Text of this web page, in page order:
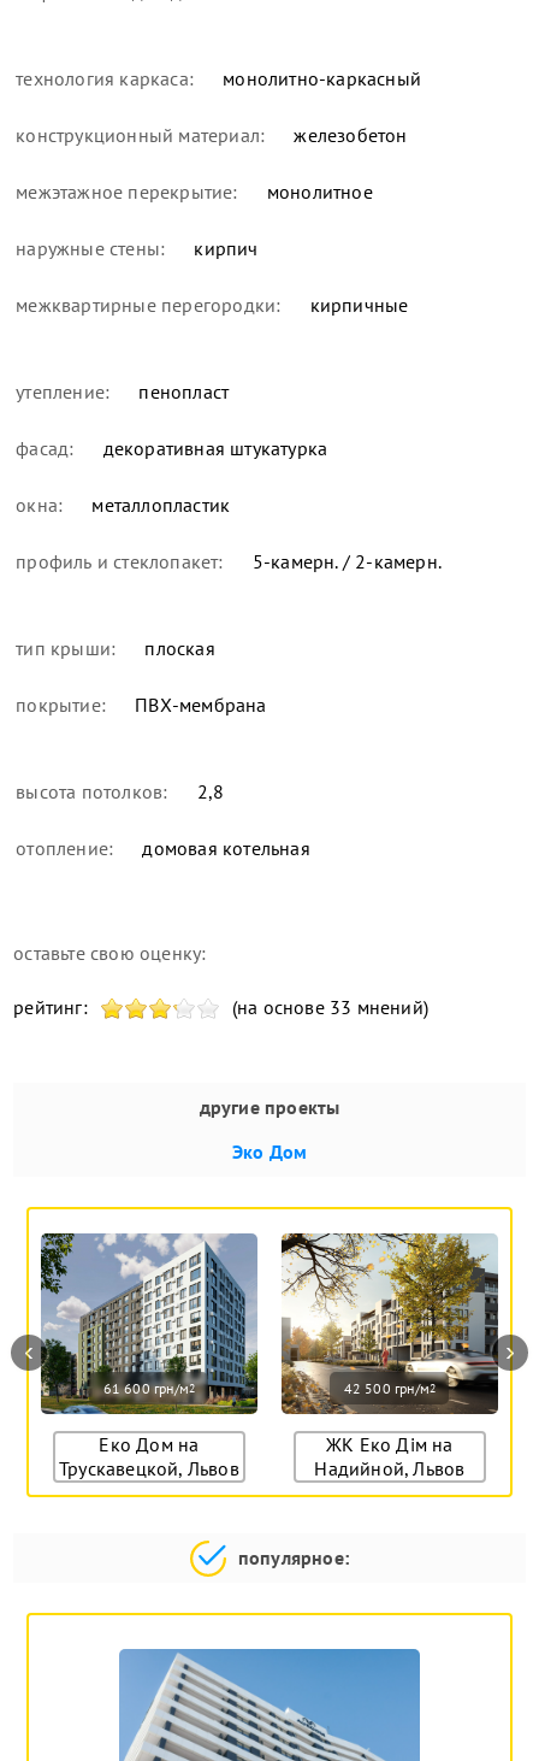
технология каркаса: монолитно-каркасный
конструкционный материал: железобетон
межэтажное перекрытие: монолитное
наружные стены: кирпич
межквартирные перегородки: кирпичные
утепление: пенопласт
фасад: декоративная штукатурка
окна: металлопластик
профиль и стеклопакет: 5-камерн. / 2-камерн.
тип крыши: плоская
покрытие: ПВХ-мембрана
высота потолков: 2,8
отопление: домовая котельная
оставьте свою оценку:
рейтинг: (на основе 33 мнений)
другие проекты
Эко Дом
61 600 грн/м2
Еко Дом на
Трускавецкой, Львов
42 500 грн/м2
ЖК Еко Дім на
Надийной, Львов
‹ ›
популярное: